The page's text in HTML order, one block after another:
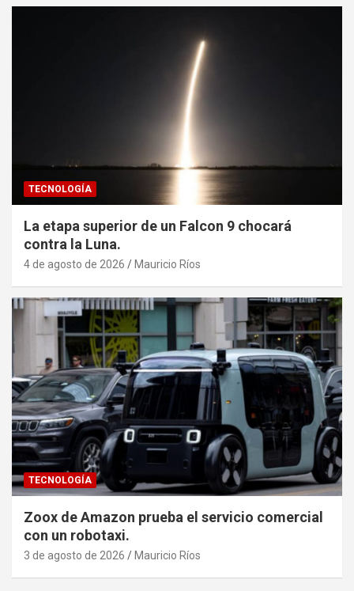
TECNOLOGÍA
La etapa superior de un Falcon 9 chocará
contra la Luna.
4 de agosto de 2026 Mauricio Ríos
TECNOLOGÍA
Zoox de Amazon prueba el servicio comercial
con un robotaxi.
3 de agosto de 2026 Mauricio Ríos